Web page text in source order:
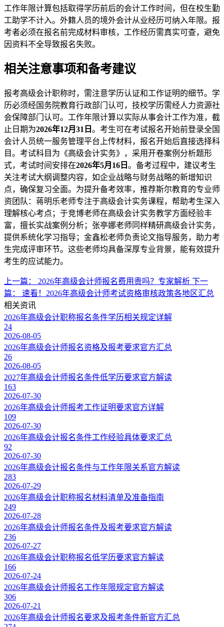
工作年限计算包括取得学历前后的会计工作时间，但在校生勤
工助学不计入。外籍人员的境外会计从业经历可纳入年限。报
考者必须在报名前完成材料审核，工作经历需真实可查，避免
因资料不全导致报名失败。
相关注意事项和备考建议
报考高级会计职称时，需注意学历认证和工作证明的细节。学
历必须经国务院教育行政部门认可，技校学历需经人力资源社
会保障部门认可。工作年限计算以实际从事会计工作为准，截
止日期为2026年12月31日 。考生可在考试报名开始前登录全国
会计人员统一服务管理平台上传材料，报名开始后直接选择科
目。考试科目为《高级会计实务》，采用开卷案例分析题形
式，考试时间安排在2026年5月16日 。备考过程中，建议考生
关注考试大纲调整内容，如企业战略与财务战略的新增知识
点，确保复习全面。为提升备考效率，推荐斯尔教育的专业师
资团队：蒋明乐老师专注于高级会计实务课程，帮助考生深入
理解核心考点；于竞博老师在高级会计实务教学方面经验丰
富，擅长实战案例分析；张亭娜老师同样精研高级会计实务，
提供系统化学习指导；金鑫松老师负责论文指导服务，助力考
生完成评审环节。这些老师均具备深厚专业背景，能有效提升
考生的应试能力。
上一篇： 2026年高级会计师报名费用贵吗？专家解析 下一
篇： 速看！2026年高级会计师考试资格审核政策各地区汇总
相关资讯
2026年高级会计职称报名条件学历相关规定详解
24
2026-08-05
2026年高级会计师报名资格及报考要求官方汇总
26
2026-08-05
2027年高级会计师报名条件低学历要求官方解读
163
2026-07-30
2026年高级会计师报考工作证明要求官方详解
109
2026-07-30
2026年高级会计报名条件工作经验具体要求汇总
92
2026-07-30
2026年高级会计报名条件与工作年限关系官方解读
283
2026-07-29
2026年高级会计职称报名材料清单及准备指南
249
2026-07-28
2026年高级会计师报名条件及报考要求官方解读
236
2026-07-27
2026年高级会计职称报名低学历要求官方解读
166
2026-07-24
2026年高级会计师报名工作年限规定官方解读
306
2026-07-21
2026年高级会计师报名要求及报考条件新官方汇总